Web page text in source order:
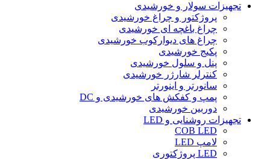
تجهیزات سولار و خورشیدی
پروژکتور و چراغ خورشیدی
چراغ باغچه ای خورشیدی
چراغ های دیوارکوب خورشیدی
پکیج خورشیدی
پنل و سلول خورشیدی
کنترلر شارژر خورشیدی
سانورتر و اینورتر
پمپ و کفکش های خورشیدی و DC
دوربین خورشیدی
تجهیزات روشنایی و LED
COB LED
لامپ LED
LED پروژکتوری